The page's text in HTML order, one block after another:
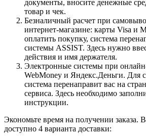
документы, вносите денежные
товар и чек.
Безналичный расчет при
интернет-магазине: карты Visa и
оплатить покупку, система
системы ASSIST. Здесь нужно
действия и имя держателя.
Электронные системы при онлайн-
WebMoney и Яндекс.Деньги. Для
система перенаправит вас на
сервиса. Здесь необходимо
инструкции.
Экономьте время на получении заказа. В
доступно 4 варианта доставки: